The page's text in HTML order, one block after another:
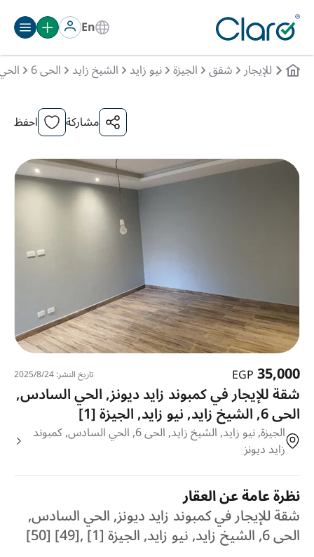
En
للإيجار شقق الجيزة نيو زايد الشيخ زايد الحى 6
مشاركة احفظ
35,000
EGP تاريخ النشر: 24‏‏/8‏‏/2025
شقة للإيجار في كمبوند زايد ديونز, الحي السادس,
الحى 6, الشيخ زايد, نيو زايد, الجيزة [1]
الجيزة, نيو زايد, الشيخ زايد, الحى 6, الحي السادس, كمبوند
زايد ديونز
نظرة عامة عن العقار
شقة للإيجار في كمبوند زايد ديونز, الحي السادس,
الحى 6, الشيخ زايد, نيو زايد, الجيزة [1] ,[49] [50]